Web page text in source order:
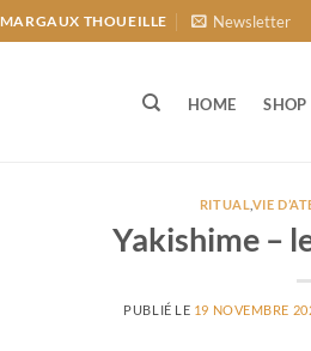
MARGAUX THOUEILLE Newsletter
HOME SHOP
RITUAL VIE
Yakishime –
PUBLIÉ LE 19 NOVEMBRE